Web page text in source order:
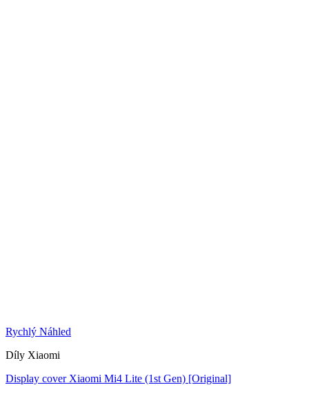
Rychlý Náhled
Díly Xiaomi
Display cover Xiaomi Mi4 Lite (1st Gen) [Original]